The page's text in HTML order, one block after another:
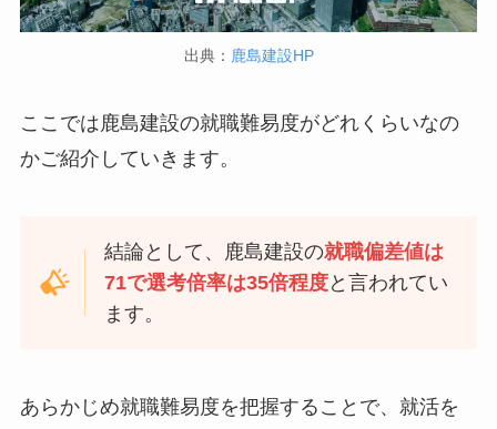
出典： 鹿島建設HP
ここでは鹿島建設の就職難易度がどれくらいなの
かご紹介していきます。
結論として、鹿島建設の就職偏差値は
71で選考倍率は35倍程度と言われてい
ます。
あらかじめ就職難易度を把握することで、就活を